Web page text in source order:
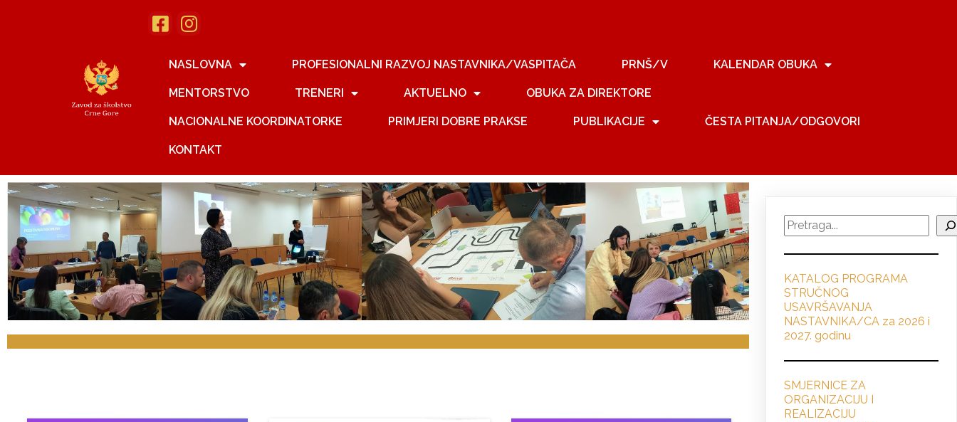
NASLOVNA PROFESIONALNI RAZVOJ NASTAVNIKA/VASPITAČA PRNŠ/V KALENDAR OBUKA
MENTORSTVO TRENERI AKTUELNO OBUKA ZA DIREKTORE
NACIONALNE KOORDINATORKE PRIMJERI DOBRE PRAKSE PUBLIKACIJE ČESTA PITANJA/ODGOVORI
KONTAKT
Search
KATALOG PROGRAMA
STRUČNOG
USAVRŠAVANJA
NASTAVNIKA/CA za 2026 i
2027. godinu
SMJERNICE ZA
ORGANIZACIJU I
REALIZACIJU